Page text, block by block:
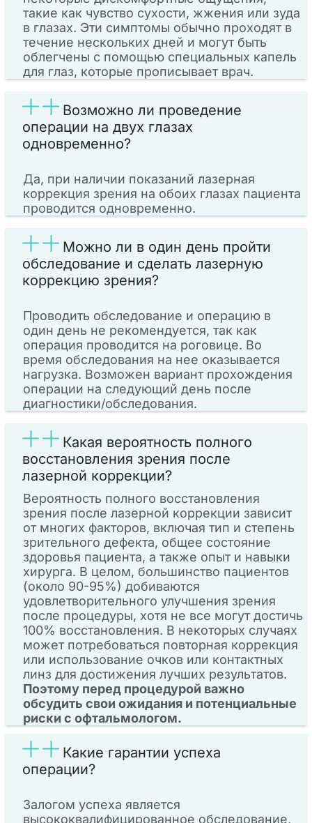
такие как чувство сухости, жжения или зуда
в глазах. Эти симптомы обычно проходят в
течение нескольких дней и могут быть
облегчены с помощью специальных капель
для глаз, которые прописывает врач.
Возможно ли проведение
операции на двух глазах
одновременно?
Да, при наличии показаний лазерная
коррекция зрения на обоих глазах пациента
проводится одновременно.
Можно ли в один день пройти
обследование и сделать лазерную
коррекцию зрения?
Проводить обследование и операцию в
один день не рекомендуется, так как
операция проводится на роговице. Во
время обследования на нее оказывается
нагрузка. Возможен вариант прохождения
операции на следующий день после
диагностики/обследования.
Какая вероятность полного
восстановления зрения после
лазерной коррекции?
Вероятность полного восстановления
зрения после лазерной коррекции зависит
от многих факторов, включая тип и степень
зрительного дефекта, общее состояние
здоровья пациента, а также опыт и навыки
хирурга. В целом, большинство пациентов
(около 90-95%) добиваются
удовлетворительного улучшения зрения
после процедуры, хотя не все могут достичь
100% восстановления. В некоторых случаях
может потребоваться повторная коррекция
или использование очков или контактных
линз для достижения лучших результатов.
Поэтому перед процедурой важно
обсудить свои ожидания и потенциальные
риски с офтальмологом.
Какие гарантии успеха
операции?
Залогом успеха является
высококвалифицированное обследование,